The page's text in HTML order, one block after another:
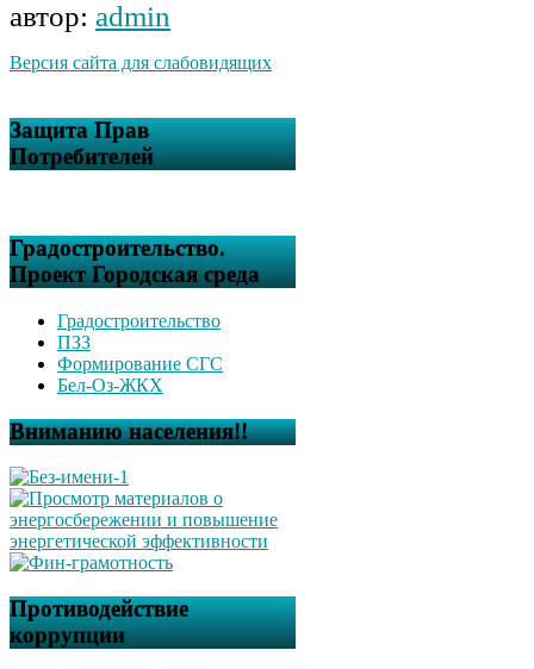
автор: admin
Версия сайта для слабовидящих
Защита Прав
Потребителей
Градостроительство.
Проект Городская среда
Градостроительство
ПЗЗ
Формирование СГС
Бел-Оз-ЖКХ
Вниманию населения!!
Противодействие
коррупции